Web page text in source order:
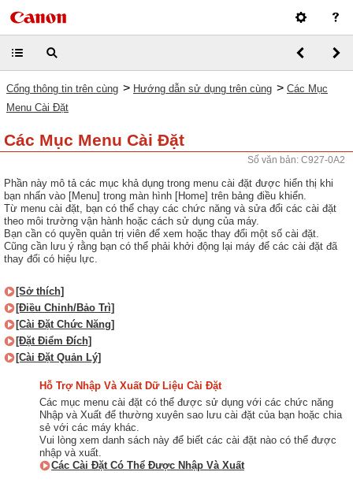
Cổng thông tin trên cùng > Hướng dẫn sử dụng trên cùng > Các Mục
Menu Cài Đặt
Các Mục Menu Cài Đặt
Số văn bản: C927-0A2
Phần này mô tả các mục khả dụng trong menu cài đặt được hiển thị khi
bạn nhấn vào [Menu] trong màn hình [Home] trên bảng điều khiển.
Từ menu cài đặt, bạn có thể chạy các chức năng và sửa đổi các cài đặt
theo môi trường vận hành hoặc cách sử dụng của máy.
Bạn cần có quyền quản trị viên để xem hoặc thay đổi một số cài đặt.
Cũng cần lưu ý rằng bạn có thể phải khởi động lại máy để các cài đặt đã
thay đổi có hiệu lực.
[Sở thích]
[Điều Chỉnh/Bảo Trì]
[Cài Đặt Chức Năng]
[Đặt Điểm Đích]
[Cài Đặt Quản Lý]
Hỗ Trợ Nhập Và Xuất Dữ Liệu Cài Đặt
Các mục menu cài đặt có thể được sử dụng với các chức năng
Nhập và Xuất để thường xuyên sao lưu cài đặt của bạn hoặc chia
sẻ với các máy khác.
Vui lòng xem danh sách này để biết các cài đặt nào có thể được
nhập và xuất.
Các Cài Đặt Có Thể Được Nhập Và Xuất